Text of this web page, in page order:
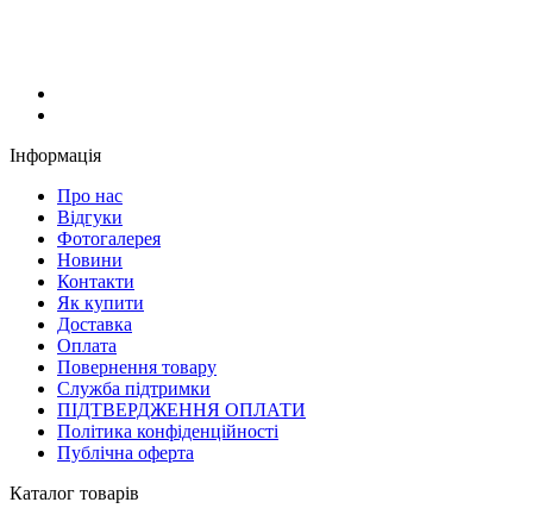
Інформація
Про нас
Відгуки
Фотогалерея
Новини
Контакти
Як купити
Доставка
Оплата
Повернення товару
Служба підтримки
ПІДТВЕРДЖЕННЯ ОПЛАТИ
Політика конфіденційності
Публічна оферта
Каталог товарів